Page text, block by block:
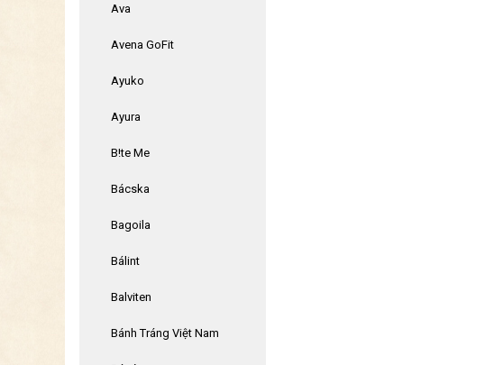
Ava
Avena GoFit
Ayuko
Ayura
B!te Me
Bácska
Bagoila
Bálint
Balviten
Bánh Tráng Việt Nam